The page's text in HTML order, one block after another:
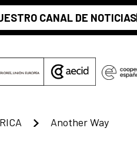
CANAL DE NOTICIAS
Another Way